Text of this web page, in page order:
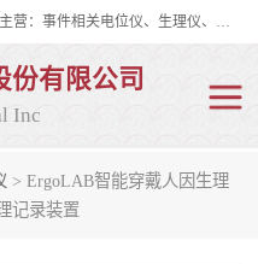
眼动仪多少钱?北京津发科技股份有限公司主营：事件相关电位仪、生理仪、肌电仪、脑电仪、皮电仪、眼动仪；是国家级高新技术企业、科技部认定的科技型中小企业和中关村高新技术企业，具备保密资格，具备自主进出口经营权；自主研发技术、产品与服务荣获多项省部级科学技术奖励、国家发明专利、国家软件著作权和省部级新技术新产品（服务）认证。
份有限公司
Inc
> ErgoLAB智能穿戴人因生理
记录装置
脑电仪